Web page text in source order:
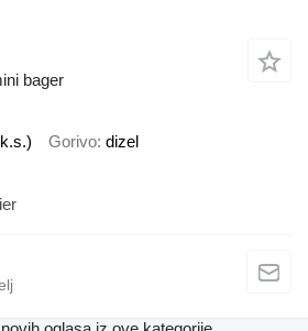
bager
Gorivo dizel